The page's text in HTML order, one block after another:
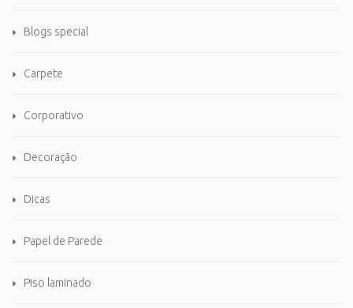
Blogs special
Carpete
Corporativo
Decoração
Dicas
Papel de Parede
Piso laminado